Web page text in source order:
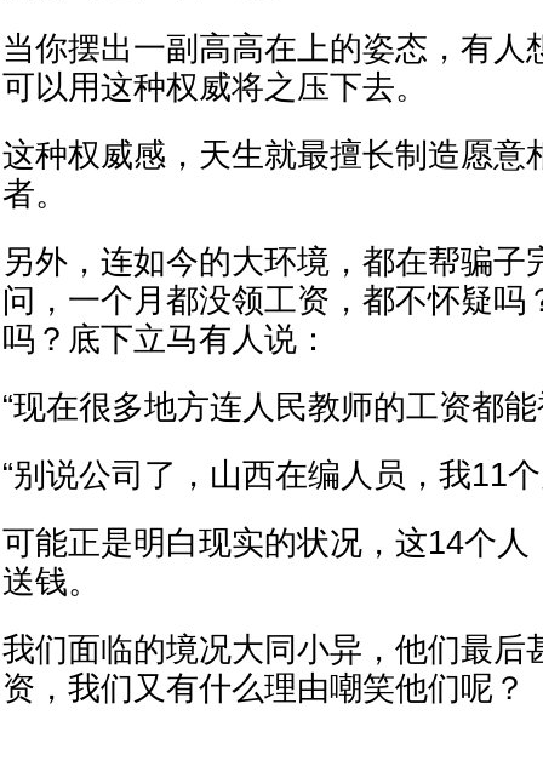
当你摆出一副高高在上的姿态，有人
可以用这种权威将之压下去。
这种权威感，天生就最擅长制造愿意
者。
另外，连如今的大环境，都在帮骗子
问，一个月都没领工资，都不怀疑吗
吗？底下立马有人说：
“现在很多地方连人民教师的工资都
“别说公司了，山西在编人员，我11
可能正是明白现实的状况，这14个人
送钱。
我们面临的境况大同小异，他们最后
资，我们又有什么理由嘲笑他们呢？